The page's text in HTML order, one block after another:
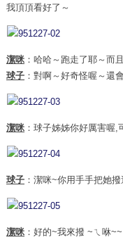
我頂頂看好了～
潔咪 ：哈哈～跑走了耶～而
球子 ：對啊～好奇怪喔～還
潔咪 ：球子姊姊你好厲害喔
球子 ：潔咪~你用手手把她
潔咪 ：好的~我來撥 ~ㄟ咻~~